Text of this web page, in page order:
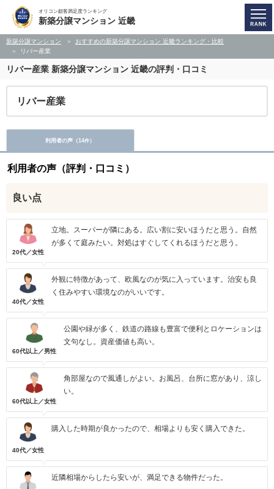
オリコン顧客満足度ランキング
新築分譲マンション 近畿
新築分譲マンション
おすすめの新築分譲マンション 近畿ランキング・比較
リバー産業
リバー産業 新築分譲マンション 近畿の評判・口コミ
リバー産業
利用者の声（14件）
利用者の声（評判・口コミ）
良い点
20代／女性
立地。スーパーが隣にある。広い割に安いほうだと思う。自然
が多くて庭みたい。対処はすぐしてくれるほうだと思う。
40代／女性
外観に特徴があって、欧風なのが気に入っています。治安も良
く住みやすい環境なのがいいです。
60代以上／男性
公園や緑が多く、鉄道の路線も豊富で便利とロケーションは
文句なし。資産価値も高い。
60代以上／女性
角部屋なので風通しがよい。お風呂、台所に窓があり、涼し
い。
40代／女性
購入した時期が良かったので、相場よりも安く購入できた。
近隣相場からしたら安いが、満足できる物件だった。